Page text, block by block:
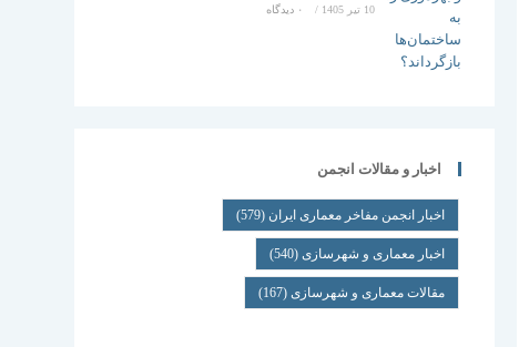
10 تیر 1405 / ۰ دیدگاه
اخبار و مقالات انجمن
اخبار انجمن مفاخر معماری ایران (579)
اخبار معماری و شهرسازی(540)
مقالات معماری و شهرسازی(167)